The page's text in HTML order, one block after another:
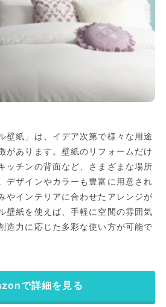
壁紙」は、イデア次第で様々な用途
があります。壁紙のリフォームだけ
ッチンの背面など、さまざまな場所
デザインやカラーも豊富に用意され
やインテリアに合わせたアレンジが
壁紙を使えば、手軽に空間の雰囲気
造力に応じた多彩な使い方が可能で
で詳細を見る